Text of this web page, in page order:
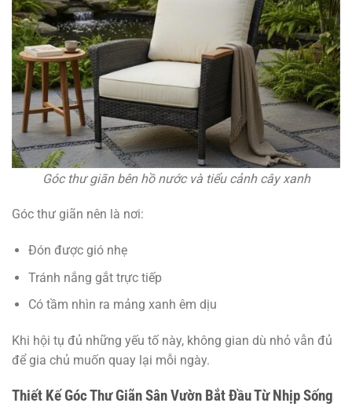
Góc thư giãn bên hồ nước và tiểu cảnh cây xanh
Góc thư giãn nên là nơi:
Đón được gió nhẹ
Tránh nắng gắt trực tiếp
Có tầm nhìn ra mảng xanh êm dịu
Khi hội tụ đủ những yếu tố này, không gian dù nhỏ vẫn đủ
để gia chủ muốn quay lại mỗi ngày.
Thiết Kế Góc Thư Giãn Sân Vườn Bắt Đầu Từ Nhịp Sống